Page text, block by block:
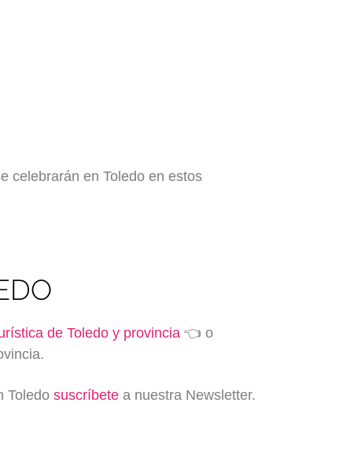
celebrarán en Toledo en estos
de Toledo y provincia 👈 o
Toledosuscríbete a nuestra Newsletter.